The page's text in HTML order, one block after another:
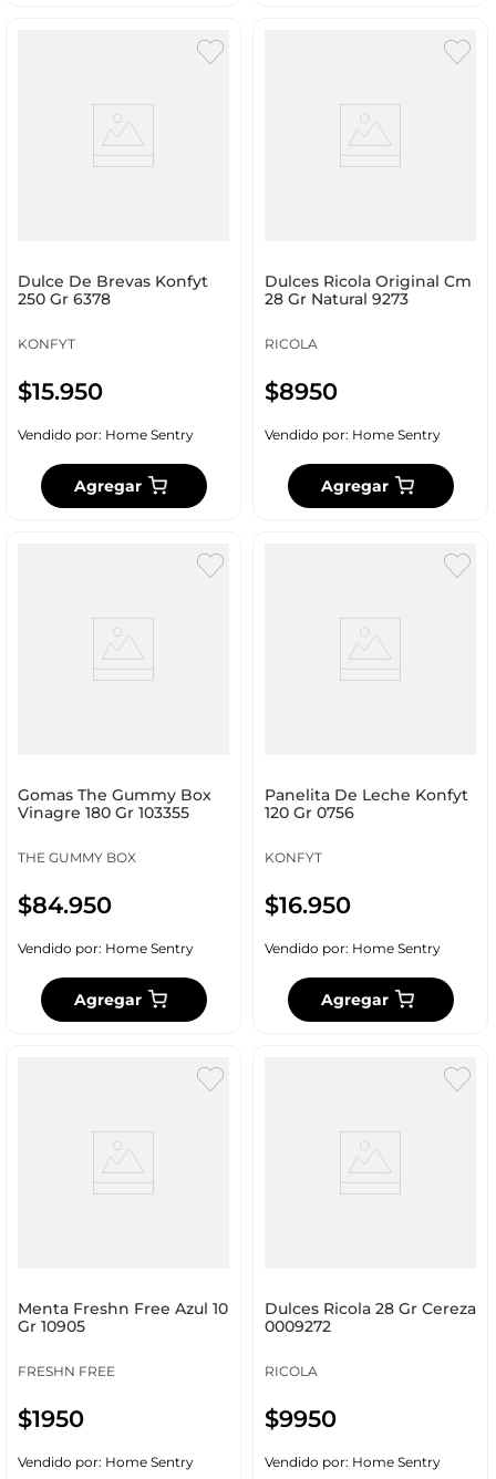
Dulce De Brevas Konfyt
250 Gr 6378
KONFYT
$15.950
Vendido por: Home Sentry
Agregar
Dulces Ricola Original Cm
28 Gr Natural 9273
RICOLA
$8950
Vendido por: Home Sentry
Agregar
Gomas The Gummy Box
Vinagre 180 Gr 103355
THE GUMMY BOX
$84.950
Vendido por: Home Sentry
Agregar
Panelita De Leche Konfyt
120 Gr 0756
KONFYT
$16.950
Vendido por: Home Sentry
Agregar
Menta Freshn Free Azul 10
Gr 10905
FRESHN FREE
$1950
Vendido por: Home Sentry
Dulces Ricola 28 Gr Cereza
0009272
RICOLA
$9950
Vendido por: Home Sentry